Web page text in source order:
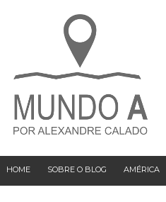
HOME SOBRE O BLOG AMÉRICA